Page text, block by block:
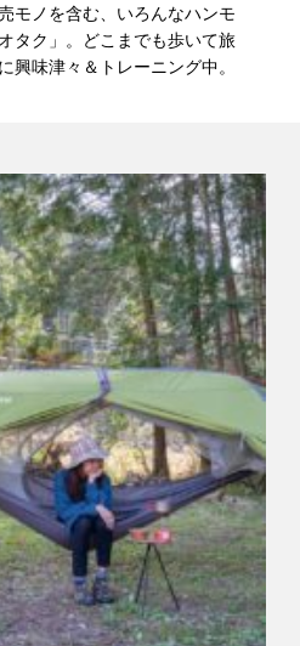
モノを含む、いろんなハンモ
タク」。どこまでも歩いて旅
興味津々＆トレーニング中。